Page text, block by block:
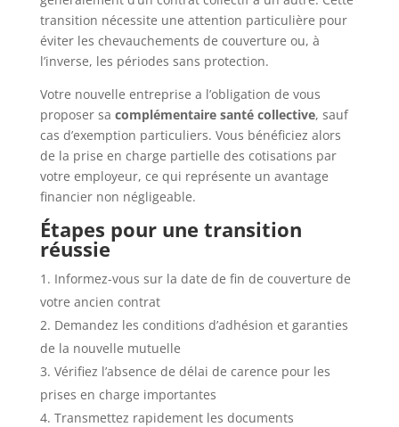
transition nécessite une attention particulière pour
éviter les chevauchements de couverture ou, à
l’inverse, les périodes sans protection.
Votre nouvelle entreprise a l’obligation de vous
proposer sa complémentaire santé collective, sauf
cas d’exemption particuliers. Vous bénéficiez alors
de la prise en charge partielle des cotisations par
votre employeur, ce qui représente un avantage
financier non négligeable.
Étapes pour une transition
réussie
Informez-vous sur la date de fin de couverture de
votre ancien contrat
Demandez les conditions d’adhésion et garanties
de la nouvelle mutuelle
Vérifiez l’absence de délai de carence pour les
prises en charge importantes
Transmettez rapidement les documents